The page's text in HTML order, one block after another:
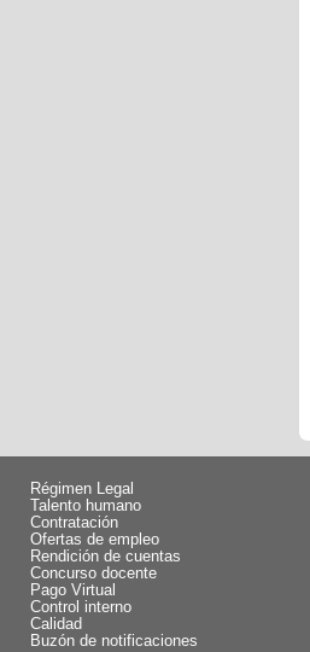
Régimen Legal
Talento humano
Contratación
Ofertas de empleo
Rendición de cuentas
Concurso docente
Pago Virtual
Control interno
Calidad
Buzón de notificaciones